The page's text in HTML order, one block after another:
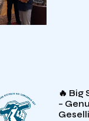
🔥 Big
–